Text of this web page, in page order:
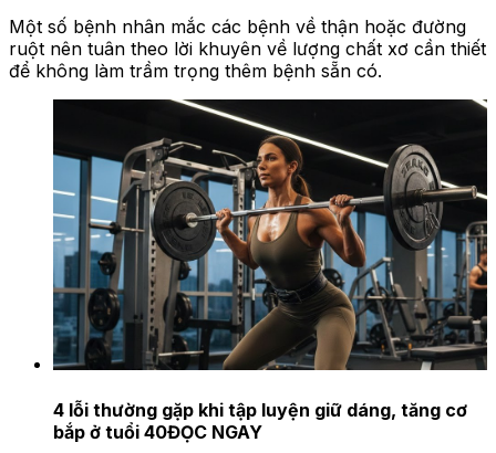
Một số bệnh nhân mắc các bệnh về thận hoặc đường
ruột nên tuân theo lời khuyên về lượng chất xơ cần thiết
để không làm trầm trọng thêm bệnh sẵn có.
4 lỗi thường gặp khi tập luyện giữ dáng, tăng cơ
bắp ở tuổi 40ĐỌC NGAY